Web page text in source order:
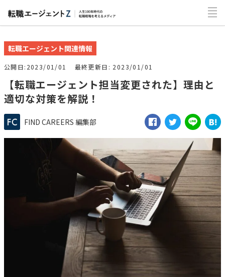
転職エージェント関連情報
公開日 2023/01/01 最終更新日 2023/01/01
【転職エージェント担当変更された】理由と
適切な対策を解説！
FIND CAREERS 編集部